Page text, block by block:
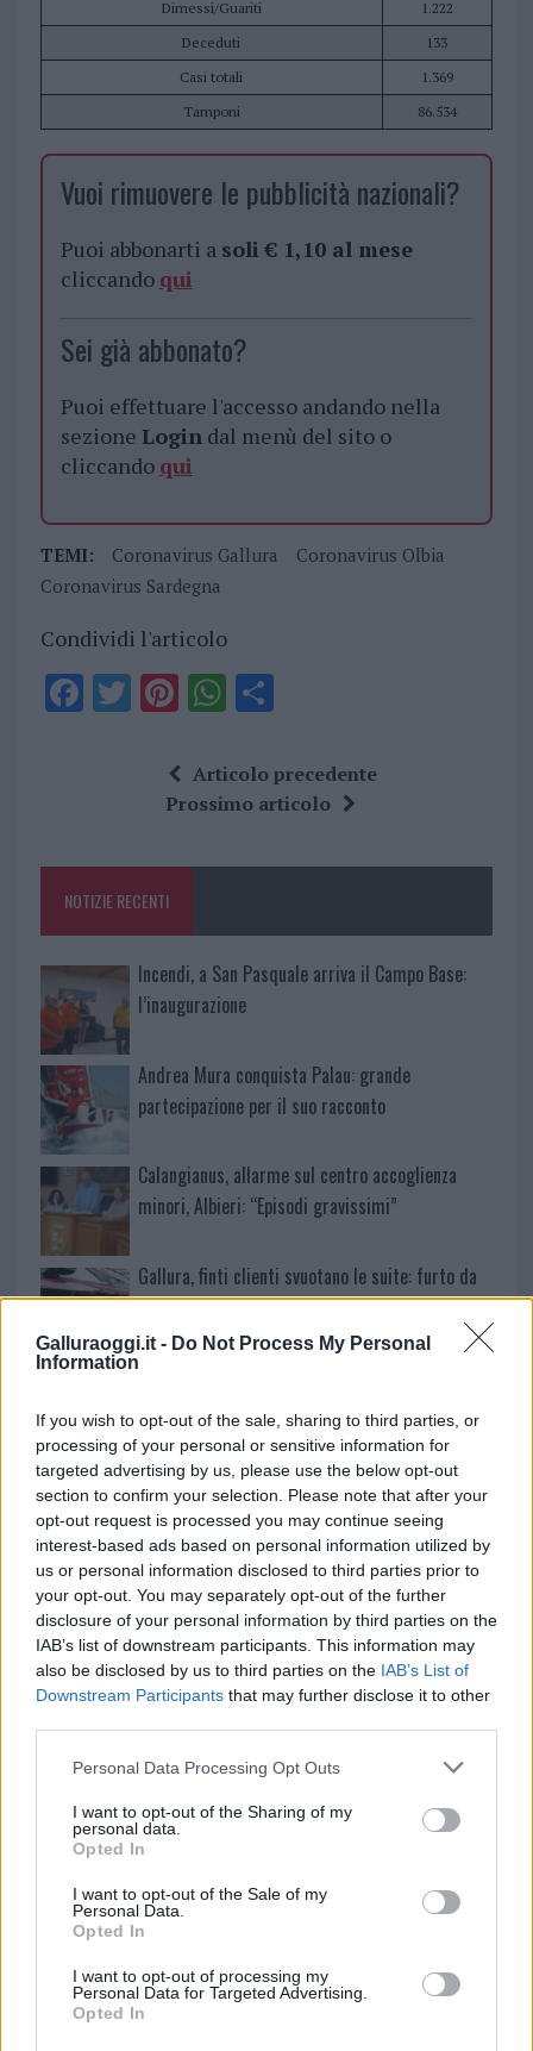
Galluraoggi.it - Do Not Process My Personal
Information
If you wish to opt-out of the sale, sharing to third parties, or
processing of your personal or sensitive information for
targeted advertising by us, please use the below opt-out
section to confirm your selection. Please note that after your
opt-out request is processed you may continue seeing
interest-based ads based on personal information utilized by
us or personal information disclosed to third parties prior to
your opt-out. You may separately opt-out of the further
disclosure of your personal information by third parties on the
IAB’s list of downstream participants. This information may
also be disclosed by us to third parties on the IAB’s List of
Downstream Participants that may further disclose it to other
Please note that this website/app uses one or more Google
not limited to your visit or usage behaviour. You may click to
grant or deny consent to Google and its third-party tags to
use your data for below specified purposes in below Google
consent section.
Personal Data Processing Opt Outs
I want to opt-out of the Sharing of my
personal data.
Opted In
I want to opt-out of the Sale of my
Personal Data.
Opted In
I want to opt-out of processing my
Personal Data for Targeted Advertising.
Opted In
Dimessi/Guariti
1.222
Deceduti
133
Casi totali
1.369
Tamponi
86.534
Vuoi rimuovere le pubblicità nazionali?
Puoi abbonarti a soli € 1,10 al mese
cliccando qui
Sei già abbonato?
Puoi effettuare l'accesso andando nella
sezione Logindal menù del sito o
cliccando qui
TEMI: Coronavirus Gallura
Coronavirus Olbia
Coronavirus Sardegna
Condividi l'articolo
F
o
k
T Pi
te
re
W
at
s
p
S
a
re
Articolo precedente
Prossimo articolo
NOTIZIE RECENTI
Incendi, a San Pasquale arriva il Campo Base:
l’inaugurazione
Andrea Mura conquista Palau: grande
partecipazione per il suo racconto
Calangianus, allarme sul centro accoglienza
minori, Albieri: “Episodi gravissimi”
Gallura, finti clienti svuotano le suite: furto da
50mila nel resort
Meteo Olbia 7 agosto, sole e caldo tornano
protagonisti
Test tunnel Olbia: rampe chiuse ancora fino a
fine agosto
Aggius conquista la classifica delle mete più
amate dell’estate 2026
NECROLOGIE
Mario Malu